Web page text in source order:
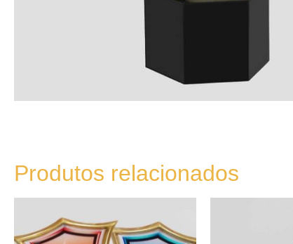
Produtos relacionados